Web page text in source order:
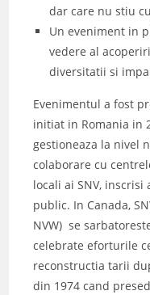
dar care nu stiu
Un eveniment in
vedere al
diversitatii si
Evenimentul a fost
initiat in Romania in
gestioneaza la nivel
colaborare cu
locali ai SNV,
public. In Canada,
NVW) se
celebrate eforturile
reconstructia tarii
din 1974 cand